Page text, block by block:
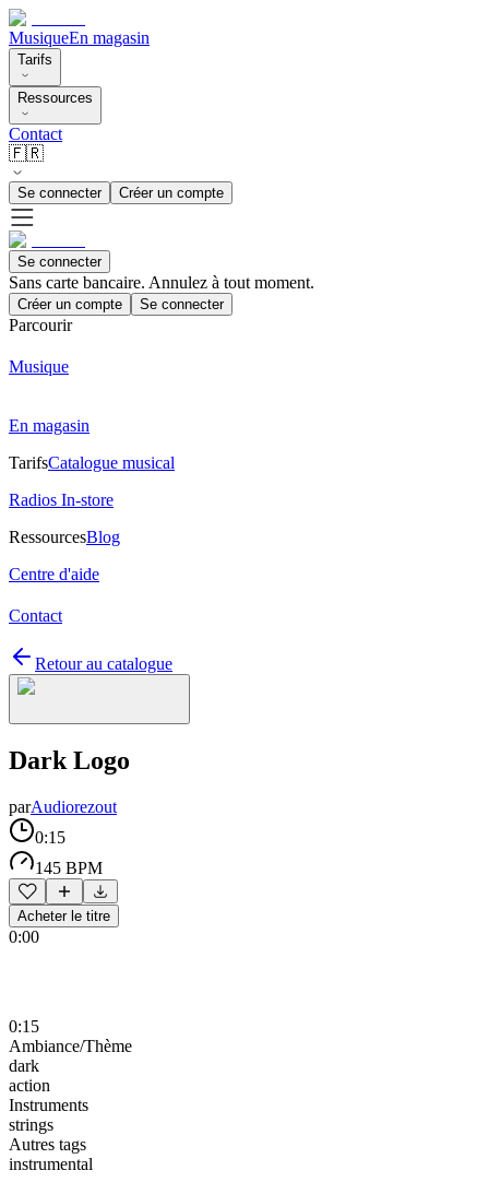
MusiqueEn magasin
Tarifs
Ressources
Contact
🇫🇷
Se connecter Créer un compte
Se connecter
Sans carte bancaire. Annulez à tout moment.
Créer un compte Se connecter
Parcourir
Musique
En magasin
TarifsCatalogue musical
Radios In-store
RessourcesBlog
Centre d'aide
Contact
Retour au catalogue
Dark Logo
parAudiorezout
0:15
145 BPM
Acheter le titre
0:00
0:15
Ambiance/Thème
dark
action
Instruments
strings
Autres tags
instrumental